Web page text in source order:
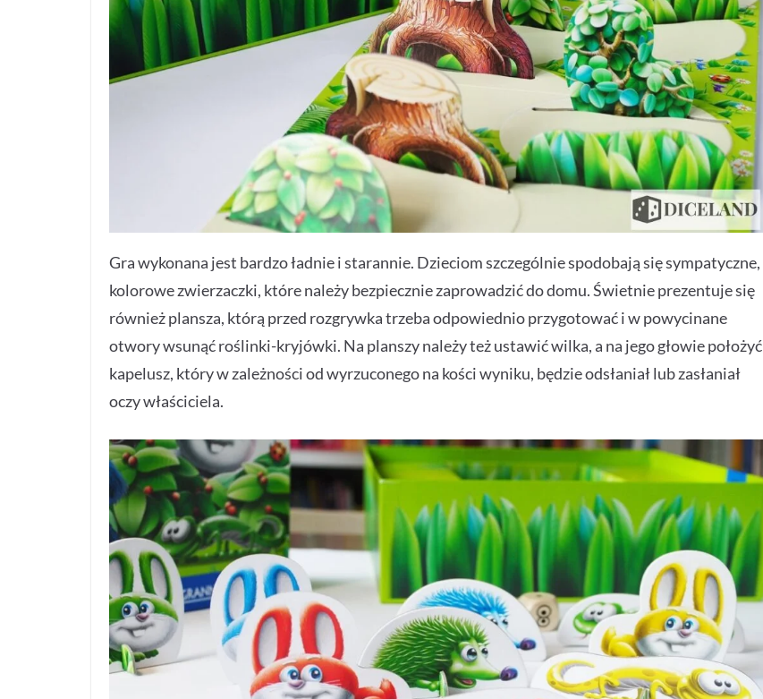
Gra wykonana jest bardzo ładnie i starannie. Dzieciom szczególnie spodobają się sympatyczne,
kolorowe zwierzaczki, które należy bezpiecznie zaprowadzić do domu. Świetnie prezentuje się
również plansza, którą przed rozgrywka trzeba odpowiednio przygotować i w powycinane
otwory wsunąć roślinki-kryjówki. Na planszy należy też ustawić wilka, a na jego głowie położyć
kapelusz, który w zależności od wyrzuconego na kości wyniku, będzie odsłaniał lub zasłaniał
oczy właściciela.